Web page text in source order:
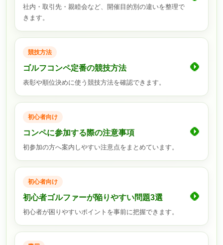
社内・取引先・親睦会など、開催目的別の違いを整理で
きます。
競技方法
ゴルフコンペ定番の競技方法
表彰や順位決めに使う競技方法を確認できます。
初心者向け
コンペに参加する際の注意事項
初参加の方へ案内しやすい注意点をまとめています。
初心者向け
初心者ゴルファーが陥りやすい問題3選
初心者が困りやすいポイントを事前に把握できます。